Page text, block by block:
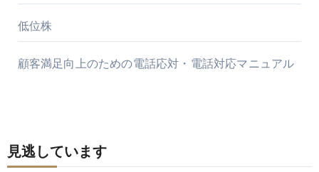
低位株
顧客満足向上のための電話応対・電話対応マニュアル
見逃しています